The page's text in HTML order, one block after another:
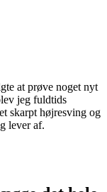
at prøve noget nyt
jeg fuldtids
skarpt højresving og
lever af.